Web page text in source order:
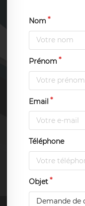
Nom
Prénom
Email
Téléphone
Objet
Demande de